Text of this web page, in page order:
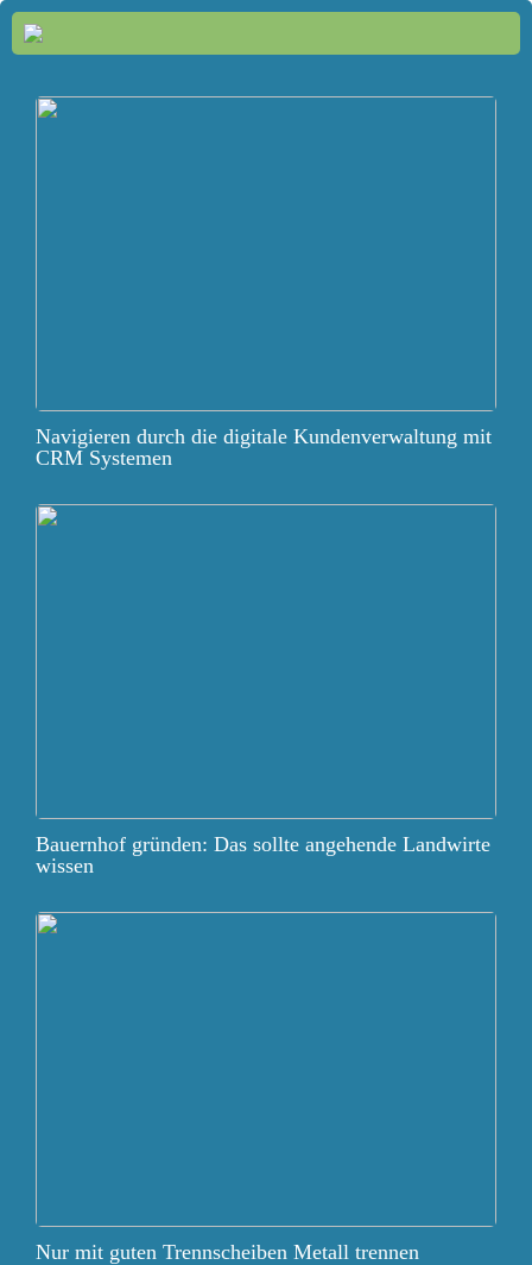
Navigieren durch die digitale Kundenverwaltung mit
CRM Systemen
Bauernhof gründen: Das sollte angehende Landwirte
wissen
Nur mit guten Trennscheiben Metall trennen